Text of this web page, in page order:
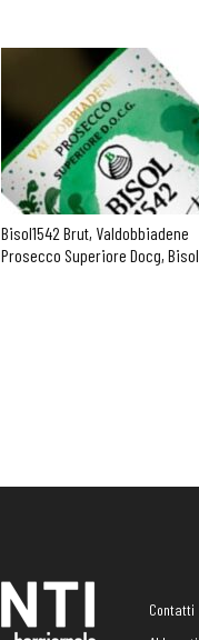
Bisol1542 Brut, Valdobbiadene
Prosecco Superiore Docg, Bisol
Contatti